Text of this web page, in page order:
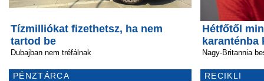
Tízmilliókat fizethetsz, ha nem
tartod be
Dubajban nem tréfálnak
PÉNZTÁRCA
Hétfőtől
karanténba
Nagy-Britannia
RECIKLI